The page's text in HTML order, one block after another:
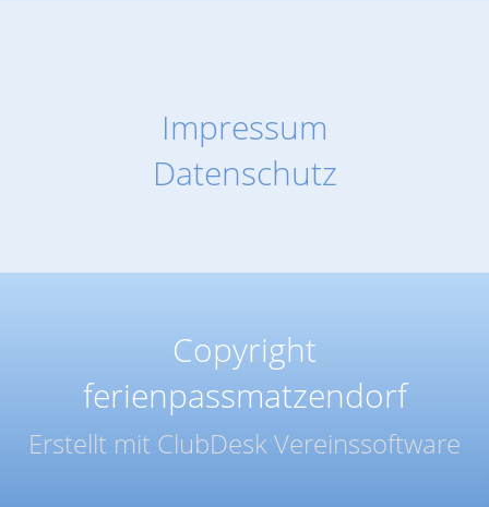
Impressum
Datenschutz
Copyright
ferienpassmatzendorf
Erstellt mit ClubDesk Vereinssoftware